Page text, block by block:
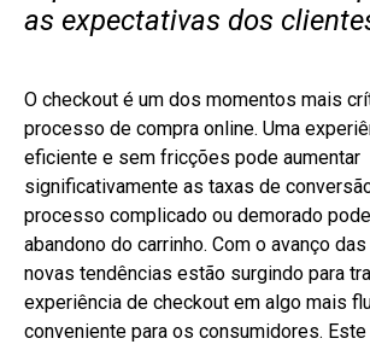
as expectativas dos
O checkout é um dos momentos mais
processo de compra online. Uma
eficiente e sem fricções pode aumentar
significativamente as taxas de
processo complicado ou demorado
abandono do carrinho. Com o avanço
novas tendências estão surgindo para
experiência de checkout em algo mais
conveniente para os consumidores.